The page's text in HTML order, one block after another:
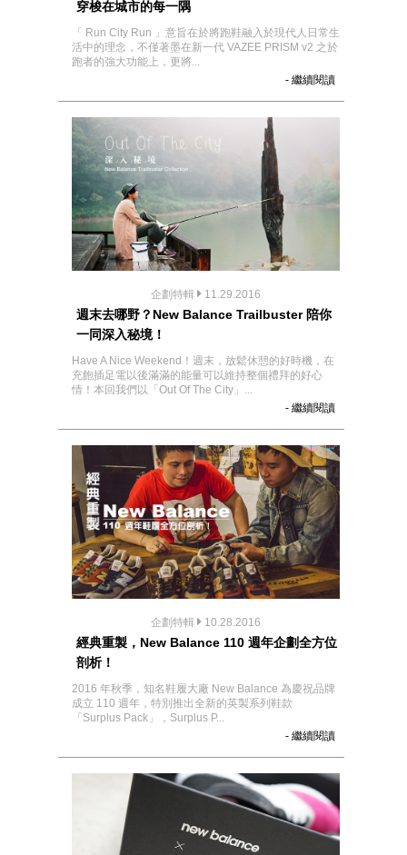
穿梭在城市的每一隅
「 Run City Run 」意旨在於將跑鞋融入於現代人日常生
活中的理念，不僅著墨在新一代 VAZEE PRISM v2 之於
跑者的強大功能上，更將...
- 繼續閱讀
企劃特輯 11.29.2016
週末去哪野？New Balance Trailbuster 陪你
一同深入秘境！
Have A Nice Weekend！週末，放鬆休憩的好時機，在
充飽插足電以後滿滿的能量可以維持整個禮拜的好心
情！本回我們以「Out Of The City」...
- 繼續閱讀
企劃特輯 10.28.2016
經典重製，New Balance 110 週年企劃全方位
剖析！
2016 年秋季，知名鞋履大廠 New Balance 為慶祝品牌
成立 110 週年，特別推出全新的英製系列鞋款
「Surplus Pack」，Surplus P...
- 繼續閱讀